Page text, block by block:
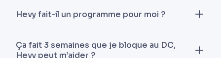
séances sans payer. Les fonctions avancées
passent par un abonnement, mais tu paies alors
pour un carnet, pas pour du coaching qui ajuste
Hevy fait-il un programme pour moi ?
ne construit ni n’adapte ton programme. Si tu
Ça fait 3 semaines que je bloque au DC,
Hevy peut m’aider ?